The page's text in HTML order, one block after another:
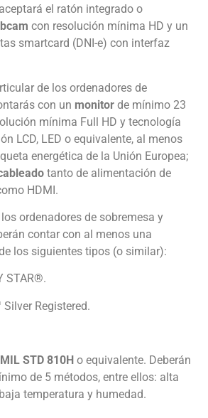
el ratón integrado o
con resolución mínima HD y un
smartcard (DNI-e) con interfaz
de los ordenadores de
con un monitor de mínimo 23
mínima Full HD y tecnología
LCD, LED o equivalente, al menos
energética de la Unión Europea;
tanto de alimentación de
HDMI.
ordenadores de sobremesa y
contar con al menos una
los siguientes tipos (o similar):
STAR®.
Silver Registered.
STD 810H o equivalente. Deberán
de 5 métodos, entre ellos: alta
temperatura y humedad.